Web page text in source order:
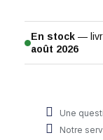
En stock —
août 2026
Une
Notre